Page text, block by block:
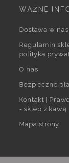
WAŻNE
Dostawa w
Regulamin
polityka
O nas
Bezpieczne
Kontakt |
- sklep z kawą
Mapa strony